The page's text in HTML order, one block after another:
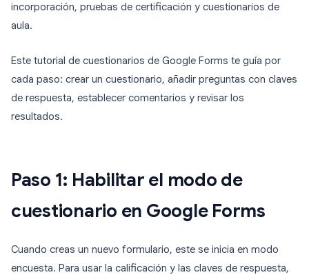
incorporación, pruebas de certificación y cuestionarios de
aula.
Este tutorial de cuestionarios de Google Forms te guía por
cada paso: crear un cuestionario, añadir preguntas con claves
de respuesta, establecer comentarios y revisar los
resultados.
Paso 1: Habilitar el modo de
cuestionario en Google Forms
Cuando creas un nuevo formulario, este se inicia en modo
encuesta. Para usar la calificación y las claves de respuesta,